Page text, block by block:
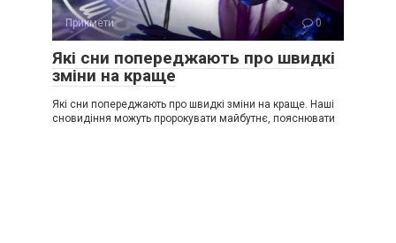
Прикмети 0
Які сни попереджають про швидкі
зміни на краще
Які сни попереджають про швидкі зміни на краще. Наші
сновидіння можуть пророкувати майбутнє, пояснювати